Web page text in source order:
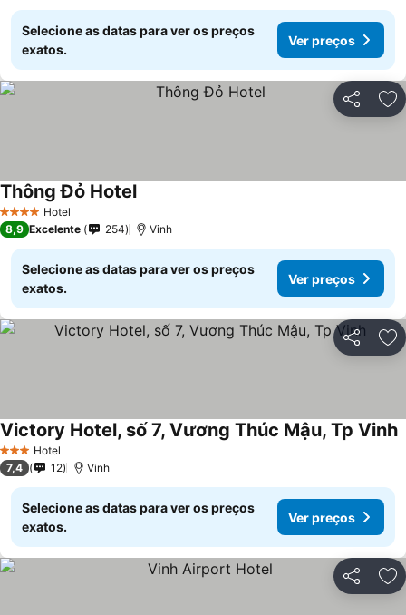
Selecione as datas para ver os preços
exatos.
Ver preços
Partilhar
4 EstrelasHotel
Thông Đỏ HotelVer preços
8,9 Excelente 254 Vinh
Selecione as datas para ver os preços
exatos.
Ver preços
Partilhar
3 EstrelasHotel
Victory Hotel, số 7, Vương Thúc Mậu, Tp Vinh
7,4 12 Vinh
Selecione as datas para ver os preços
exatos.
Ver preços
Partilhar